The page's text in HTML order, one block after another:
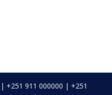
+251 911 000000 | +251